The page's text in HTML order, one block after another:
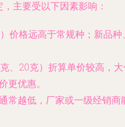
主要受以下因素影响：
价格远高于常规种；新品种
、20克）折算单价较高，
更优惠。
常越低，厂家或一级经销商